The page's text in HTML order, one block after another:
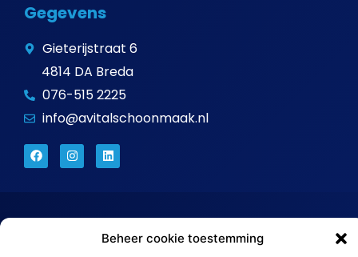
Beheer cookie toestemming
Gegevens
Gieterijstraat 6
4814 DA Breda
076-515 2225
info@avitalschoonmaak.nl